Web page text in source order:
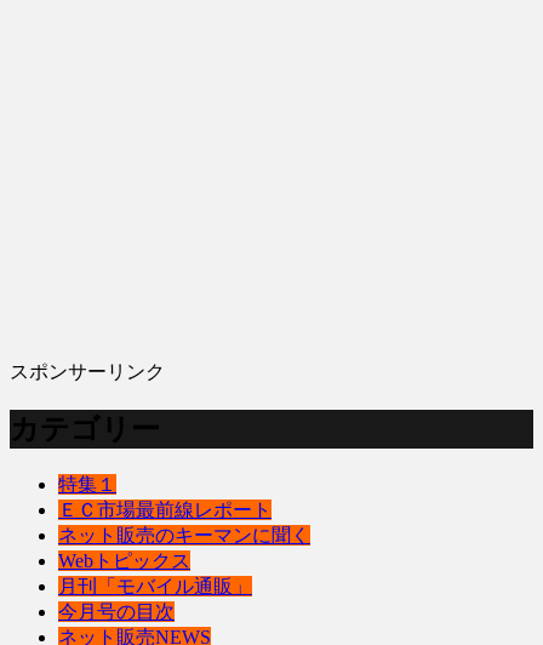
スポンサーリンク
カテゴリー
特集１
ＥＣ市場最前線レポート
ネット販売のキーマンに聞く
Webトピックス
月刊「モバイル通販」
今月号の目次
ネット販売NEWS